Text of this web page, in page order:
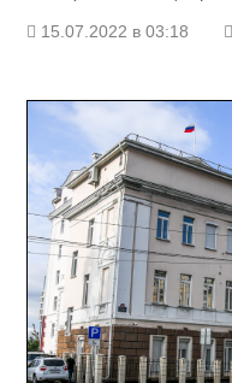
15.07.2022 в 03:18